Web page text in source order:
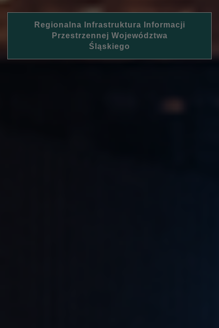
Regionalna Infrastruktura Informacji
Przestrzennej Województwa
Śląskiego